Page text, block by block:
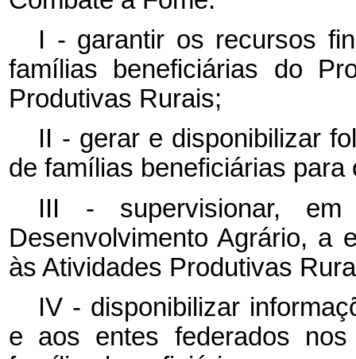
I - garantir os recursos
famílias beneficiárias do
Produtivas Rurais;
II - gerar e disponibilizar
de famílias beneficiárias para
III - supervisionar,
Desenvolvimento Agrário, a
às Atividades Produtivas
IV - disponibilizar
e aos entes federados